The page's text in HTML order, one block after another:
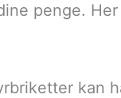
penge.
kan